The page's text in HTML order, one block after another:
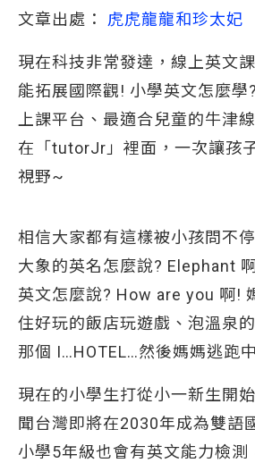
文章出處： 虎虎龍龍和珍太妃
現在科技非常發達，線上英文
能拓展國際觀! 小學英文怎麼學
上課平台、最適合兒童的牛津
在「tutorJr」裡面，一次讓孩
視野~
相信大家都有這樣被小孩問不
大象的英名怎麼說? Elephant
英文怎麼說? How are you 啊!
住好玩的飯店玩遊戲、泡溫泉
那個 I…HOTEL…然後媽媽逃跑
現在的小學生打從小一新生開
聞台灣即將在2030年成為雙語
小學5年級也會有英文能力檢測